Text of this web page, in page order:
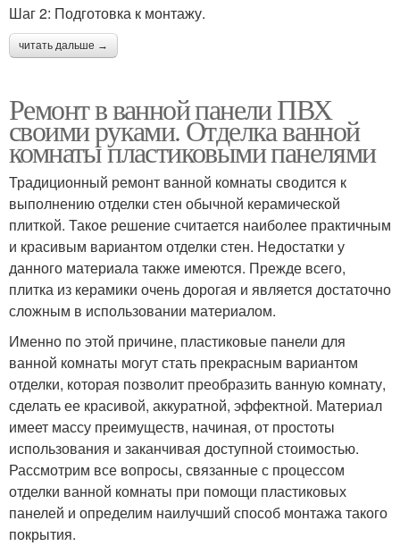
Шаг 2: Подготовка к монтажу.
читать дальше →
Ремонт в ванной панели ПВХ
своими руками. Отделка ванной
комнаты пластиковыми панелями
Традиционный ремонт ванной комнаты сводится к
выполнению отделки стен обычной керамической
плиткой. Такое решение считается наиболее практичным
и красивым вариантом отделки стен. Недостатки у
данного материала также имеются. Прежде всего,
плитка из керамики очень дорогая и является достаточно
сложным в использовании материалом.
Именно по этой причине, пластиковые панели для
ванной комнаты могут стать прекрасным вариантом
отделки, которая позволит преобразить ванную комнату,
сделать ее красивой, аккуратной, эффектной. Материал
имеет массу преимуществ, начиная, от простоты
использования и заканчивая доступной стоимостью.
Рассмотрим все вопросы, связанные с процессом
отделки ванной комнаты при помощи пластиковых
панелей и определим наилучший способ монтажа такого
покрытия.